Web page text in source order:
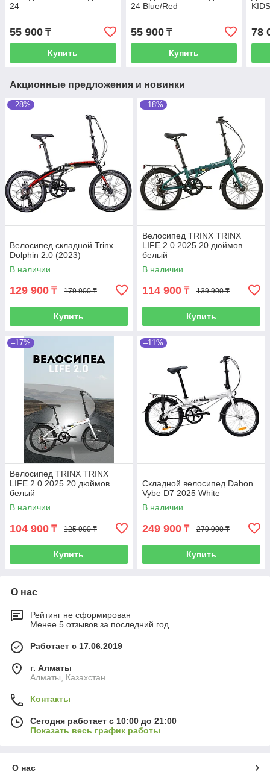
24
55 900 ₸
Купить
24 Blue/Red
55 900₸
Купить
78
Акционные предложения и новинки
–28%
Велосипед складной Trinx
Dolphin 2.0 (2023)
В наличии
129 900 ₸ 179 900 ₸
Купить
–18%
Велосипед TRINX TRINX
LIFE 2.0 2025 20 дюймов
белый
В наличии
114 900 ₸ 139 900 ₸
Купить
–17%
Велосипед TRINX TRINX
LIFE 2.0 2025 20 дюймов
белый
В наличии
104 900 ₸ 125 900 ₸
Купить
–11%
Складной велосипед Dahon
Vybe D7 2025 White
В наличии
249 900 ₸ 279 900 ₸
Купить
О нас
Рейтинг не сформирован
Менее 5 отзывов за последний год
Работает с 17.06.2019
г. Алматы
Алматы, Казахстан
Контакты
Сегодня работает с 10:00 до 21:00
Показать весь график работы
О нас